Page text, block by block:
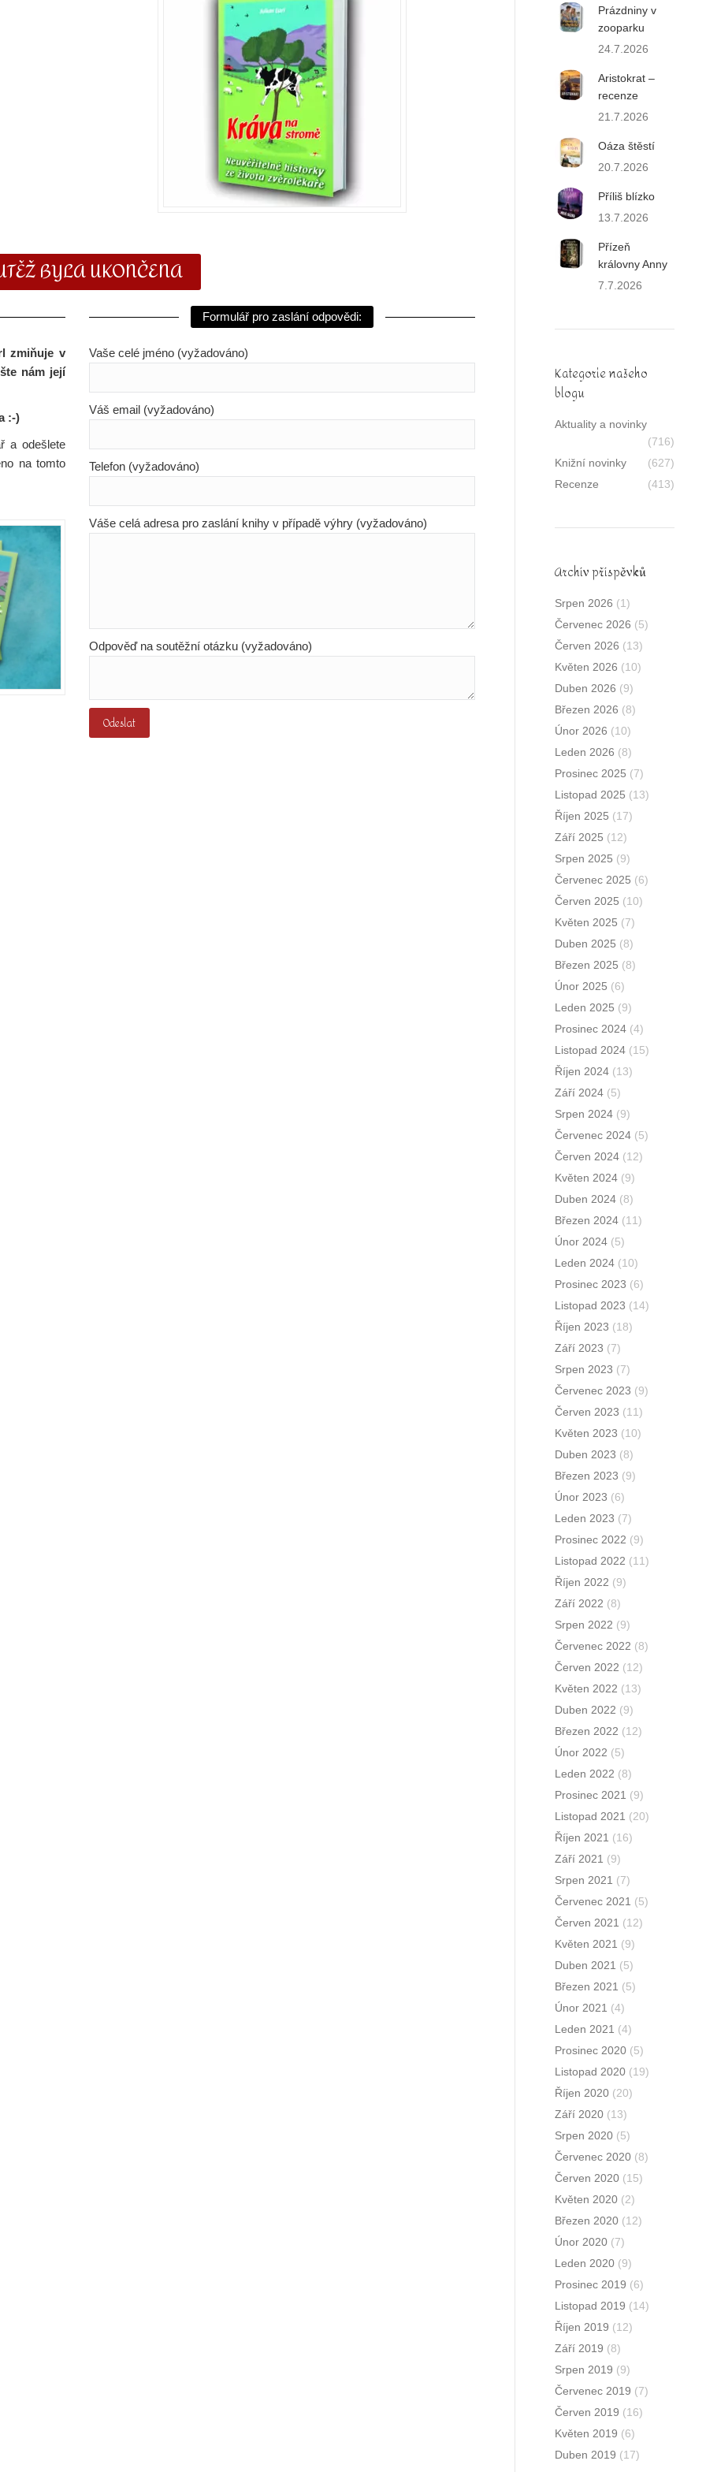
BYLA UKONČENA
zmiňuje v
nám její
:-)
a odešlete
na tomto
Formulář pro zaslání odpovědi:
Vaše celé jméno (vyžadováno)
Váš email (vyžadováno)
Telefon (vyžadováno)
Váše celá adresa pro zaslání knihy v případě výhry (vyžadováno)
Odpověď na soutěžní otázku (vyžadováno)
Prázdniny v
zooparku
24.7.2026
Aristokrat –
recenze
21.7.2026
Oáza štěstí
20.7.2026
Příliš blízko
13.7.2026
Přízeň
královny Anny
7.7.2026
Kategorie našeho
blogu
Aktuality a novinky
(716)
Knižní novinky
(627)
Recenze
(413)
Archív příspěvků
Srpen 2026 (1)
Červenec 2026 (5)
Červen 2026 (13)
Květen 2026 (10)
Duben 2026 (9)
Březen 2026 (8)
Únor 2026 (10)
Leden 2026 (8)
Prosinec 2025 (7)
Listopad 2025 (13)
Říjen 2025 (17)
Září 2025 (12)
Srpen 2025 (9)
Červenec 2025 (6)
Červen 2025 (10)
Květen 2025 (7)
Duben 2025 (8)
Březen 2025 (8)
Únor 2025 (6)
Leden 2025 (9)
Prosinec 2024 (4)
Listopad 2024 (15)
Říjen 2024 (13)
Září 2024 (5)
Srpen 2024 (9)
Červenec 2024 (5)
Červen 2024 (12)
Květen 2024 (9)
Duben 2024 (8)
Březen 2024 (11)
Únor 2024 (5)
Leden 2024 (10)
Prosinec 2023 (6)
Listopad 2023 (14)
Říjen 2023 (18)
Září 2023 (7)
Srpen 2023 (7)
Červenec 2023 (9)
Červen 2023 (11)
Květen 2023 (10)
Duben 2023 (8)
Březen 2023 (9)
Únor 2023 (6)
Leden 2023 (7)
Prosinec 2022 (9)
Listopad 2022 (11)
Říjen 2022 (9)
Září 2022 (8)
Srpen 2022 (9)
Červenec 2022 (8)
Červen 2022 (12)
Květen 2022 (13)
Duben 2022 (9)
Březen 2022 (12)
Únor 2022 (5)
Leden 2022 (8)
Prosinec 2021 (9)
Listopad 2021 (20)
Říjen 2021 (16)
Září 2021 (9)
Srpen 2021 (7)
Červenec 2021 (5)
Červen 2021 (12)
Květen 2021 (9)
Duben 2021 (5)
Březen 2021 (5)
Únor 2021 (4)
Leden 2021 (4)
Prosinec 2020 (5)
Listopad 2020 (19)
Říjen 2020 (20)
Září 2020 (13)
Srpen 2020 (5)
Červenec 2020 (8)
Červen 2020 (15)
Květen 2020 (2)
Březen 2020 (12)
Únor 2020 (7)
Leden 2020 (9)
Prosinec 2019 (6)
Listopad 2019 (14)
Říjen 2019 (12)
Září 2019 (8)
Srpen 2019 (9)
Červenec 2019 (7)
Červen 2019 (16)
Květen 2019 (6)
Duben 2019 (17)